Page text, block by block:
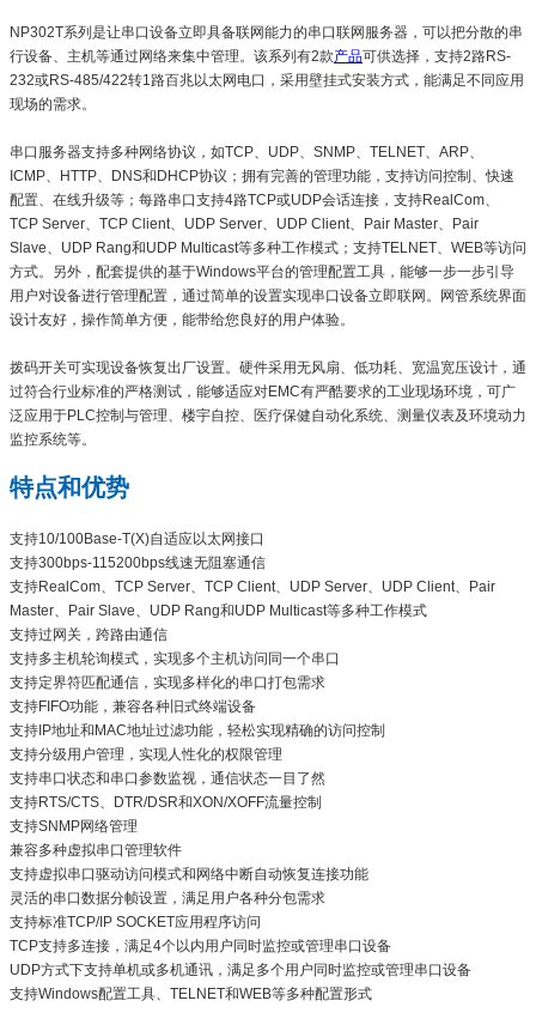
NP302T系列是让串口设备立即具备联网能力的串口联网服务器，可以把分散的串
行设备、主机等通过网络来集中管理。该系列有2款产品可供选择，支持2路RS-
232或RS-485/422转1路百兆以太网电口，采用壁挂式安装方式，能满足不同应用
现场的需求。
串口服务器支持多种网络协议，如TCP、UDP、SNMP、TELNET、ARP、
ICMP、HTTP、DNS和DHCP协议；拥有完善的管理功能，支持访问控制、快速
配置、在线升级等；每路串口支持4路TCP或UDP会话连接，支持RealCom、
TCP Server、TCP Client、UDP Server、UDP Client、Pair Master、Pair
Slave、UDP Rang和UDP Multicast等多种工作模式；支持TELNET、WEB等访问
方式。另外，配套提供的基于Windows平台的管理配置工具，能够一步一步引导
用户对设备进行管理配置，通过简单的设置实现串口设备立即联网。网管系统界面
设计友好，操作简单方便，能带给您良好的用户体验。
拨码开关可实现设备恢复出厂设置。硬件采用无风扇、低功耗、宽温宽压设计，通
过符合行业标准的严格测试，能够适应对EMC有严酷要求的工业现场环境，可广
泛应用于PLC控制与管理、楼宇自控、医疗保健自动化系统、测量仪表及环境动力
监控系统等。
特点和优势
支持10/100Base-T(X)自适应以太网接口
支持300bps-115200bps线速无阻塞通信
支持RealCom、TCP Server、TCP Client、UDP Server、UDP Client、Pair
Master、Pair Slave、UDP Rang和UDP Multicast等多种工作模式
支持过网关，跨路由通信
支持多主机轮询模式，实现多个主机访问同一个串口
支持定界符匹配通信，实现多样化的串口打包需求
支持FIFO功能，兼容各种旧式终端设备
支持IP地址和MAC地址过滤功能，轻松实现精确的访问控制
支持分级用户管理，实现人性化的权限管理
支持串口状态和串口参数监视，通信状态一目了然
支持RTS/CTS、DTR/DSR和XON/XOFF流量控制
支持SNMP网络管理
兼容多种虚拟串口管理软件
支持虚拟串口驱动访问模式和网络中断自动恢复连接功能
灵活的串口数据分帧设置，满足用户各种分包需求
支持标准TCP/IP SOCKET应用程序访问
TCP支持多连接，满足4个以内用户同时监控或管理串口设备
UDP方式下支持单机或多机通讯，满足多个用户同时监控或管理串口设备
支持Windows配置工具、TELNET和WEB等多种配置形式